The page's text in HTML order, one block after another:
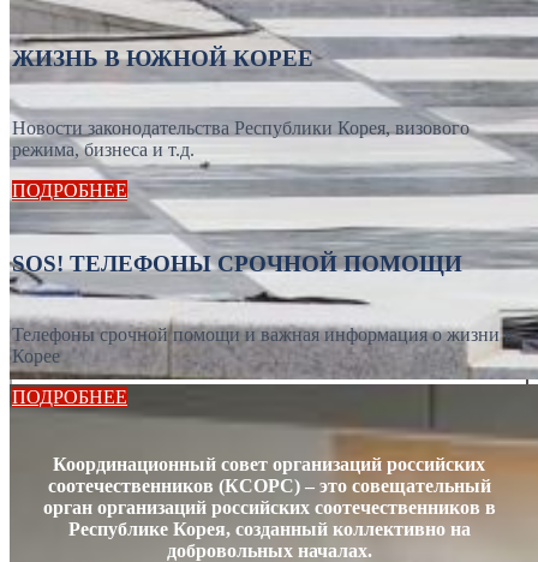
ЖИЗНЬ В ЮЖНОЙ КОРЕЕ
Новости законодательства Республики Корея, визового
режима, бизнеса и т.д.
ПОДРОБНЕЕ
SOS! ТЕЛЕФОНЫ СРОЧНОЙ ПОМОЩИ
Телефоны срочной помощи и важная информация о жизни в
Корее
ПОДРОБНЕЕ
Координационный совет организаций российских
соотечественников (КСОРС) – это совещательный
орган организаций российских соотечественников в
Республике Корея, созданный коллективно на
добровольных началах.